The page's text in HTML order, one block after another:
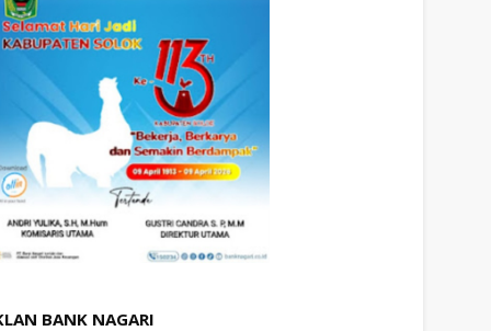
BANK NAGARI